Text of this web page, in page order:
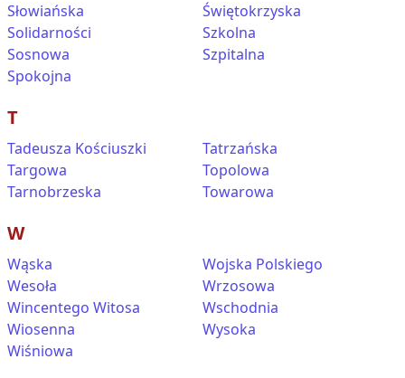
Słowiańska
Solidarności
Sosnowa
Spokojna
Świętokrzyska
Szkolna
Szpitalna
T
Tadeusza Kościuszki
Targowa
Tarnobrzeska
Tatrzańska
Topolowa
Towarowa
W
Wąska
Wesoła
Wincentego Witosa
Wiosenna
Wiśniowa
Wojska Polskiego
Wrzosowa
Wschodnia
Wysoka